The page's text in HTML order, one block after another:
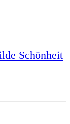
Schönheit